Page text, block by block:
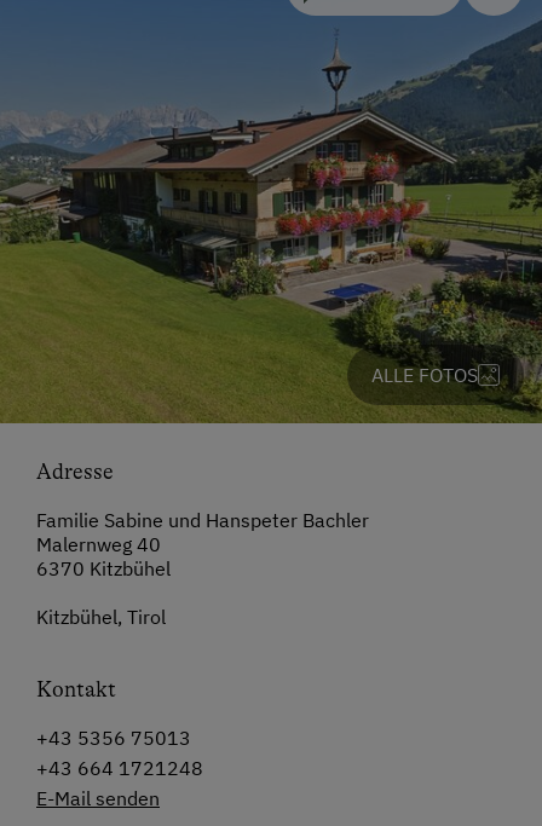
ALLE FOTOS
Adresse
Familie Sabine und Hanspeter Bachler
Malernweg 40
6370 Kitzbühel
Kitzbühel, Tirol
Kontakt
+43 5356 75013
+43 664 1721248
E-Mail senden